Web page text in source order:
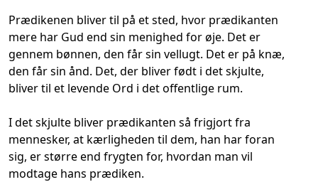
Prædikenen bliver til på et sted, hvor prædikanten
mere har Gud end sin menighed for øje. Det er
gennem bønnen, den får sin vellugt. Det er på knæ,
den får sin ånd. Det, der bliver født i det skjulte,
bliver til et levende Ord i det offentlige rum.
I det skjulte bliver prædikanten så frigjort fra
mennesker, at kærligheden til dem, han har foran
sig, er større end frygten for, hvordan man vil
modtage hans prædiken.